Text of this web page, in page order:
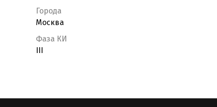
Города
Москва
Фаза КИ